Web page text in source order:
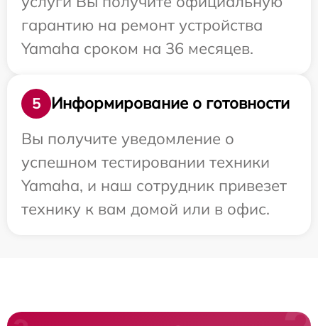
гарантию на ремонт устройства
Yamaha сроком на 36 месяцев.
5
Информирование о готовности
Вы получите уведомление о
успешном тестировании техники
Yamaha, и наш сотрудник привезет
технику к вам домой или в офис.